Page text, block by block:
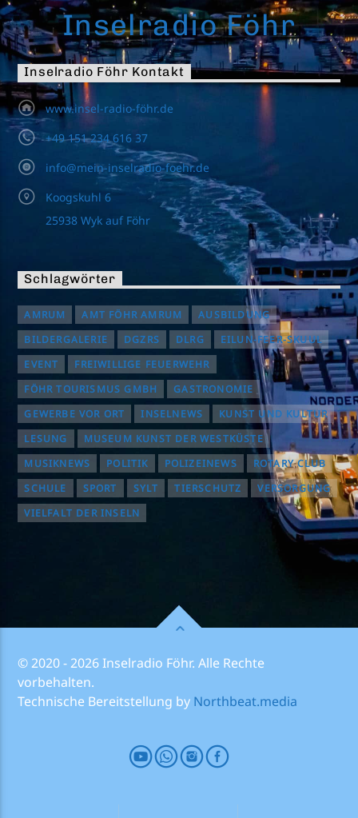
Inselradio Föhr
Inselradio Föhr Kontakt
www.insel-radio-föhr.de
+49 151 234 616 37
info@mein-inselradio-foehr.de
Koogskuhl 6
25938 Wyk auf Föhr
Schlagwörter
AMRUM AMT FÖHR AMRUM
AUSBILDUNG
BILDERGALERIE
DGZRS DLRG
EILUN-FEER-SKUUL
EVENT
FREIWILLIGE FEUERWEHR
FÖHR TOURISMUS GMBH
GASTRONOMIE
GEWERBE VOR ORT
INSELNEWS
KUNST UND KULTUR
LESUNG
MUSEUM KUNST DER WESTKÜSTE
MUSIKNEWS
POLITIK POLIZEINEWS
ROTARY CLUB
SCHULE
SPORT SYLT TIERSCHUTZ
VERSORGUNG
VIELFALT DER INSELN
© 2020 - 2026 Inselradio Föhr. Alle Rechte
vorbehalten.
Technische Bereitstellung by Northbeat.media